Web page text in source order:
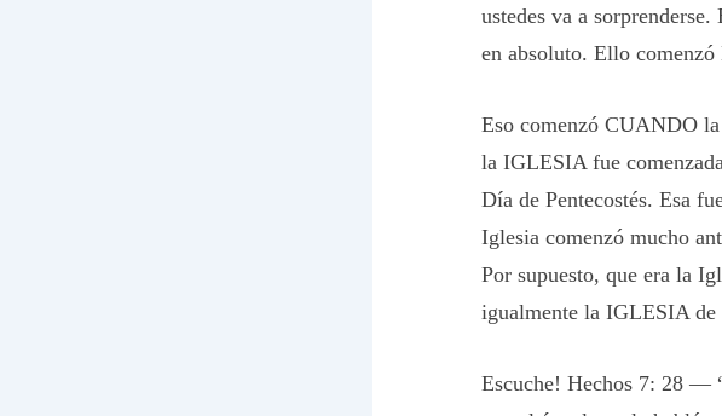
ustedes va a
en absoluto. Ello
Eso comenzó CUANDO
la IGLESIA fue
Día de Pentecostés. Esa
Iglesia comenzó mucho
Por supuesto, que era la
igualmente la IGLESIA de
Escuche! Hechos 7: 28 —